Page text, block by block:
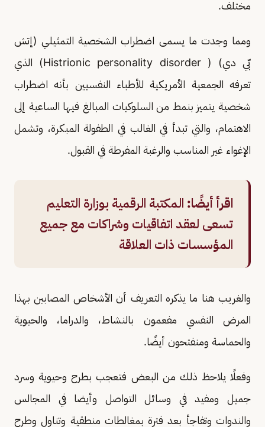
مختلف.
ومما وجدت ما يسمى اضطراب الشخصية التمثيلي (إتش
بّي دي) ( Histrionic personality disorder)‏ الذي
تعرفه الجمعية الأمريكية للأطباء النفسيين بأنه اضطراب
شخصية يتميز بنمط من السلوكيات المبالغ فيها الساعية إلى
الاهتمام، والتي تبدأ في الغالب في الطفولة المبكرة، وتشمل
الإغواء غير المناسب والرغبة المفرطة في القبول.
اقرأ أيضًا: المكتبة الرقمية بوزارة التعليم
تسعى لعقد اتفاقيات وشراكات مع جميع
المؤسسات ذات العلاقة
والغريب هنا ما يذكره التعريف أن الأشخاص المصابين بهذا
المرض النفسي مفعمون بالنشاط، والدراما، والحيوية
والحماسة ومنفتحون أيضًا.
وفعلًا يلاحظ ذلك من البعض فتعجب بطرح وحيوية وسرد
جميل ومفيد في وسائل التواصل وأيضا في المجالس
والندوات وتفاجأ بعد فترة بمغالطات منطقية وتناول وطرح